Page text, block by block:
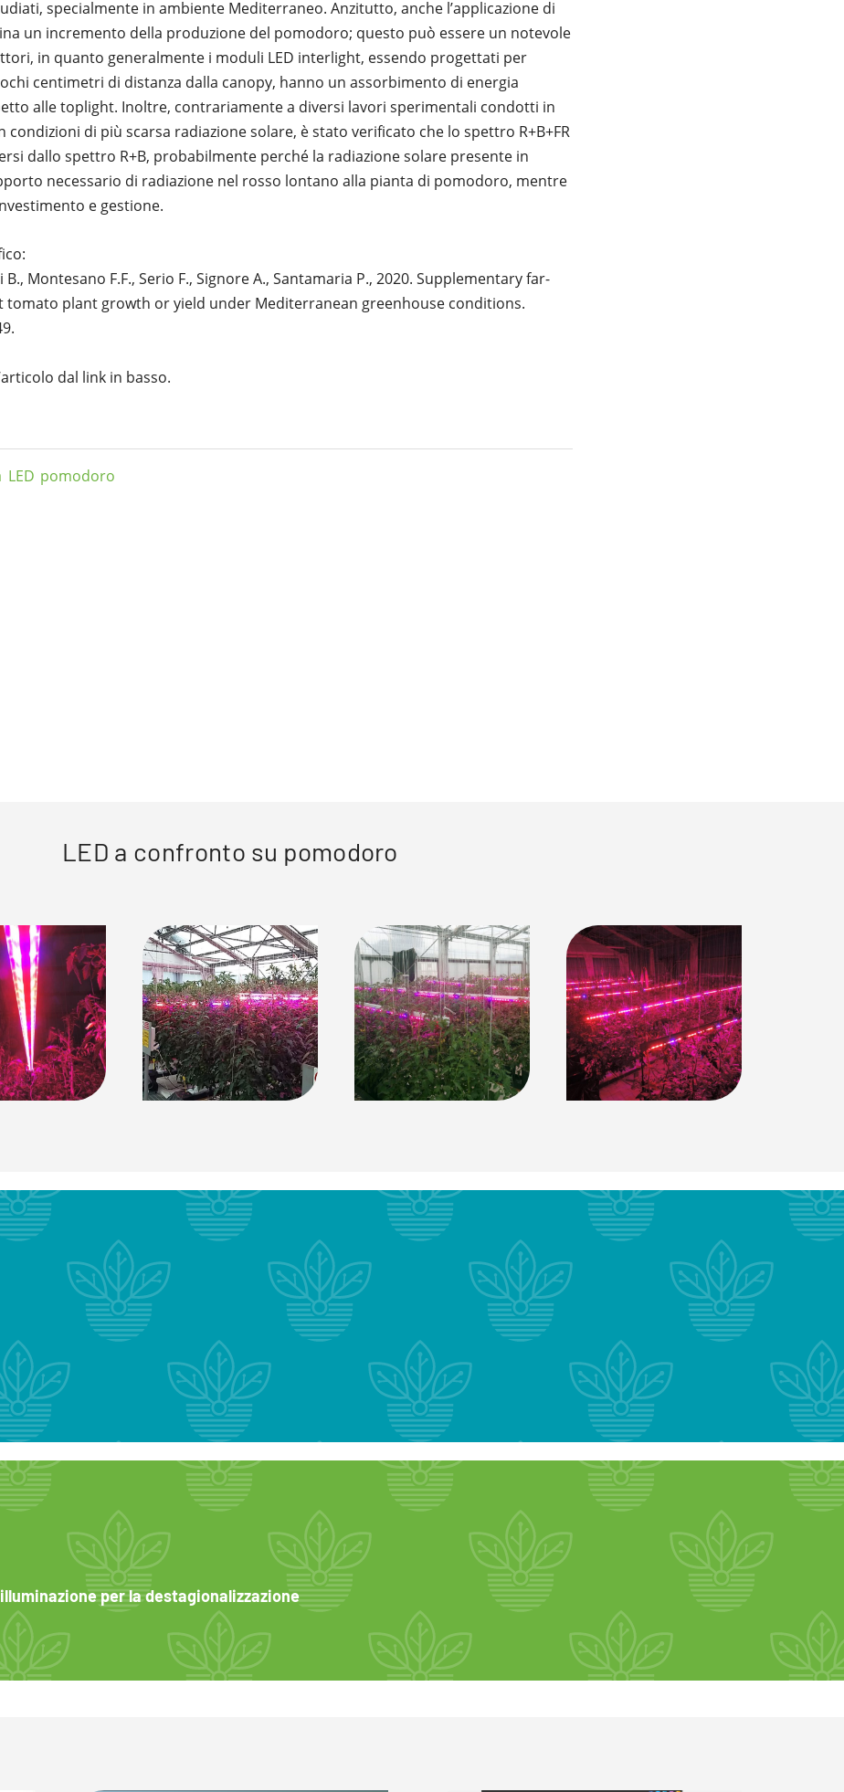
specialmente in ambiente Mediterraneo. Anzitutto, anche l’applicazione di
un incremento della produzione del pomodoro; questo può essere un notevole
in quanto generalmente i moduli LED interlight, essendo progettati per
centimetri di distanza dalla canopy, hanno un assorbimento di energia
alle toplight. Inoltre, contrariamente a diversi lavori sperimentali condotti in
condizioni di più scarsa radiazione solare, è stato verificato che lo spettro R+B+FR
dallo spettro R+B, probabilmente perché la radiazione solare presente in
necessario di radiazione nel rosso lontano alla pianta di pomodoro, mentre
e gestione.
B., Montesano F.F., Serio F., Signore A., Santamaria P., 2020. Supplementary far-
tomato plant growth or yield under Mediterranean greenhouse conditions.
dal link in basso.
LED pomodoro
LED a confronto su pomodoro
per la destagionalizzazione